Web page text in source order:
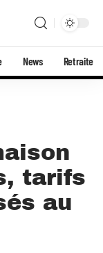
News Retraite
tarifs
au